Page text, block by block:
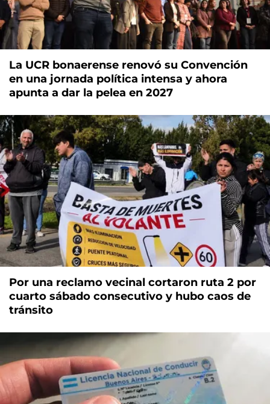
La UCR bonaerense renovó su Convención
en una jornada política intensa y ahora
apunta a dar la pelea en 2027
Por una reclamo vecinal cortaron ruta 2 por
cuarto sábado consecutivo y hubo caos de
tránsito